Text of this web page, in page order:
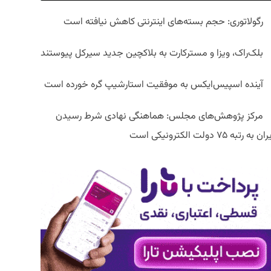
رگولاتوری: حجم بسته‌های اینترنتی کاهش نیافته است
بلک‌راک، ویزا و مسترکارت به بلاکچین جدید سیرکل پیوستند
آینده اسپیس‌ایکس به موفقیت استارشیپ گره خورده است
مرکز پژوهش‌های مجلس: هماهنگی نهادی شرط رسیدن
به رتبه ۷۵ دولت الکترونیکی است